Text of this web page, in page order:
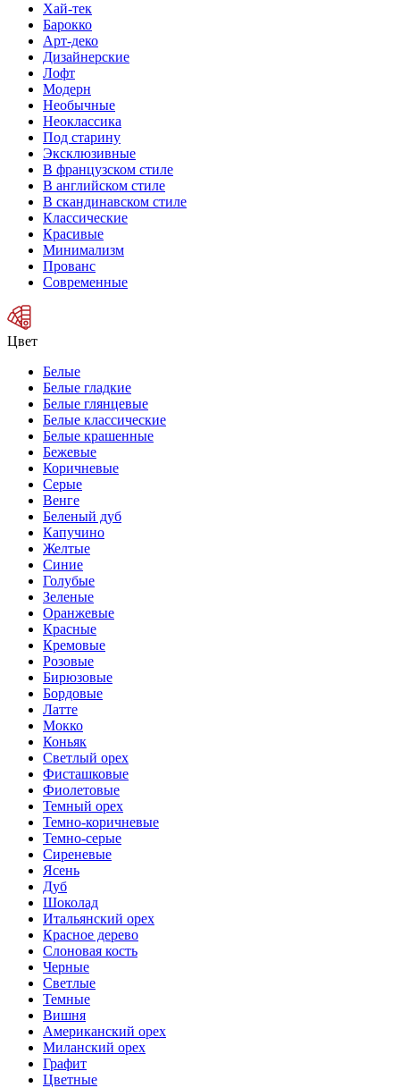
Хай-тек
Барокко
Арт-деко
Дизайнерские
Лофт
Модерн
Необычные
Неоклассика
Под старину
Эксклюзивные
В французском стиле
В английском стиле
В скандинавском стиле
Классические
Красивые
Минимализм
Прованс
Современные
Цвет
Белые
Белые гладкие
Белые глянцевые
Белые классические
Белые крашенные
Бежевые
Коричневые
Серые
Венге
Беленый дуб
Капучино
Желтые
Синие
Голубые
Зеленые
Оранжевые
Красные
Кремовые
Розовые
Бирюзовые
Бордовые
Латте
Мокко
Коньяк
Светлый орех
Фисташковые
Фиолетовые
Темный орех
Темно-коричневые
Темно-серые
Сиреневые
Ясень
Дуб
Шоколад
Итальянский орех
Красное дерево
Слоновая кость
Черные
Светлые
Темные
Вишня
Американский орех
Миланский орех
Графит
Цветные